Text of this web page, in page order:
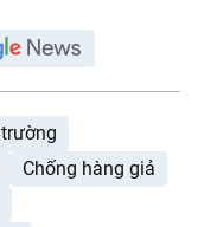
Chống hàng giả